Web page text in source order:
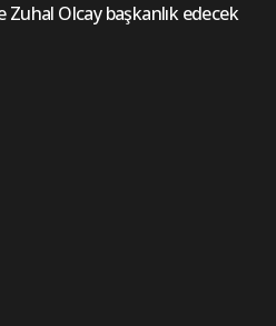
Zuhal Olcay başkanlık edecek